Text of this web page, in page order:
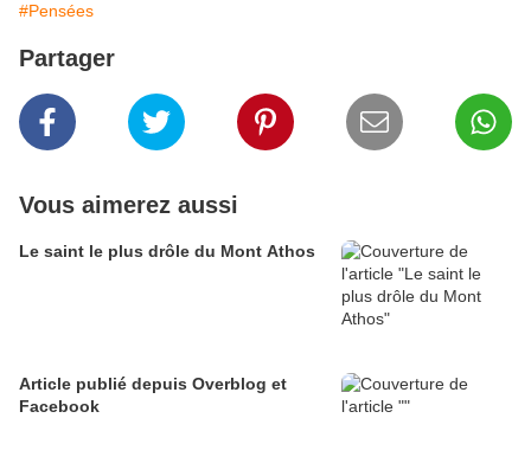
#Pensées
Partager
Vous aimerez aussi
Le saint le plus drôle du Mont Athos
Article publié depuis Overblog et
Facebook